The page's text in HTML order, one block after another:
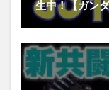
生中！【ガン